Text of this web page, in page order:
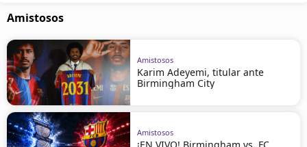
Amistosos
Amistosos
Karim Adeyemi, titular ante
Birmingham City
Amistosos